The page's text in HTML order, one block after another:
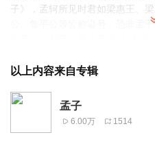
子》，孟轲所见时君如梁惠王、
公、鲁平公等皆称谥号，恐非孟
世：《梁惠王》上下；《公孙丑
学说出发点为性善论，提出“仁政
说理畅达，气势充沛并长于论辩,
写作最高峰。孟子在人性问题上
以上内容来自专辑
孟子
6.00万 1514